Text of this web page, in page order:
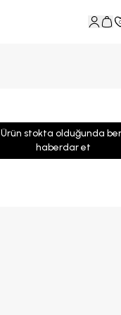
Ürün stokta olduğunda
haberdar et